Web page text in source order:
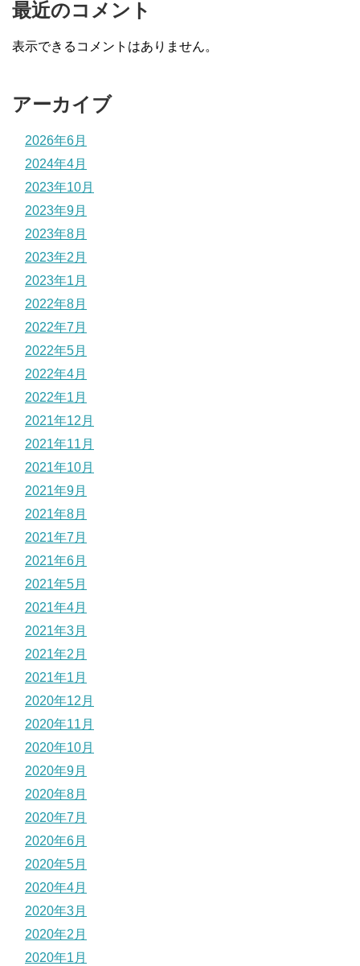
最近のコメント
表示できるコメントはありません。
アーカイブ
2026年6月
2024年4月
2023年10月
2023年9月
2023年8月
2023年2月
2023年1月
2022年8月
2022年7月
2022年5月
2022年4月
2022年1月
2021年12月
2021年11月
2021年10月
2021年9月
2021年8月
2021年7月
2021年6月
2021年5月
2021年4月
2021年3月
2021年2月
2021年1月
2020年12月
2020年11月
2020年10月
2020年9月
2020年8月
2020年7月
2020年6月
2020年5月
2020年4月
2020年3月
2020年2月
2020年1月